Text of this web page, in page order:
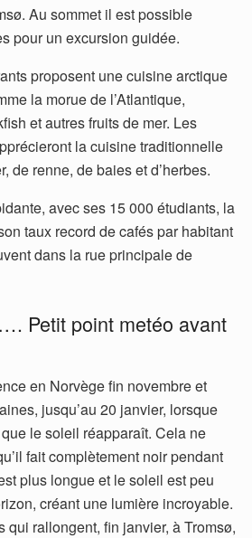
Au sommet il est possible
pour un excursion guidée.
proposent une cuisine arctique
la morue de l’Atlantique,
et autres fruits de mer. Les
la cuisine traditionnelle
de renne, de baies et d’herbes.
avec ses 15 000 étudiants, la
taux record de cafés par habitant
dans la rue principale de
Petit point metéo avant
en Norvège fin novembre et
jusqu’au 20 janvier, lorsque
le soleil réapparaît. Cela ne
fait complètement noir pendant
plus longue et le soleil est peu
créant une lumière incroyable.
qui rallongent, fin janvier, à Tromsø,